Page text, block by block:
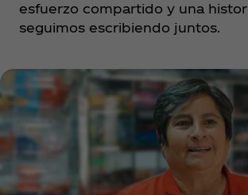
esfuerzo compartido y una
seguimos escribiendo juntos.​